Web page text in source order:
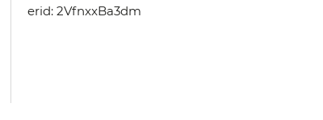
erid: 2VfnxxBa3dm